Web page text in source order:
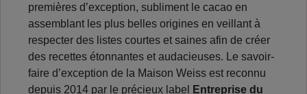
premières d’exception, subliment le cacao en
assemblant les plus belles origines en veillant à
respecter des listes courtes et saines afin de créer
des recettes étonnantes et audacieuses. Le savoir-
faire d’exception de la Maison Weiss est reconnu
depuis 2014 par le précieux label
Entreprise du